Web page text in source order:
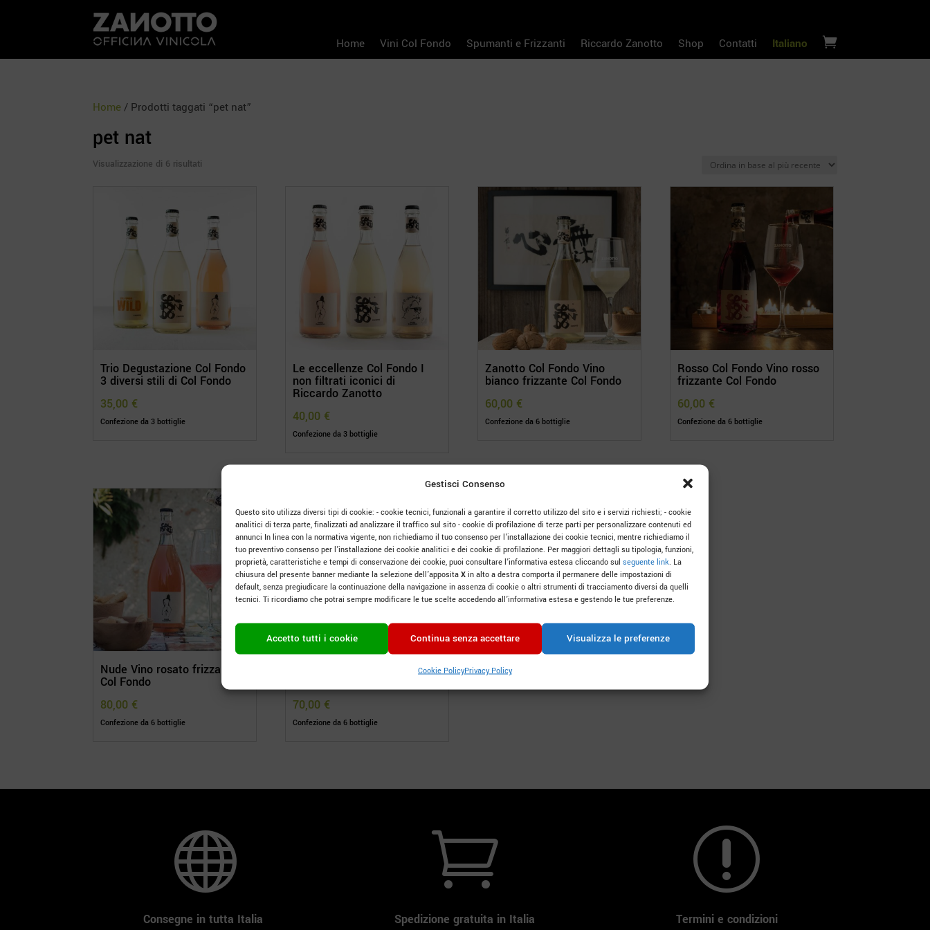
Gestisci Consenso
Questo sito utilizza diversi tipi di cookie: - cookie tecnici, funzionali a garantire il corretto utilizzo del sito e i servizi richiesti; - cookie
analitici di terza parte, finalizzati ad analizzare il traffico sul sito - cookie di profilazione di terze parti per personalizzare contenuti ed
annunci In linea con la normativa vigente, non richiediamo il tuo consenso per l’installazione dei cookie tecnici, mentre richiediamo il
tuo preventivo consenso per l’installazione dei cookie analitici e dei cookie di profilazione. Per maggiori dettagli su tipologia, funzioni,
proprietà, caratteristiche e tempi di conservazione dei cookie, puoi consultare l’informativa estesa cliccando sul seguente link. La
chiusura del presente banner mediante la selezione dell’apposita X in alto a destra comporta il permanere delle impostazioni di
default, senza pregiudicare la continuazione della navigazione in assenza di cookie o altri strumenti di tracciamento diversi da quelli
tecnici. Ti ricordiamo che potrai sempre modificare le tue scelte accedendo all’informativa estesa e gestendo le tue preferenze.
Accetto tutti i cookie Continua senza accettare Visualizza le preferenze
Cookie PolicyPrivacy Policy
Home Vini Col Fondo Spumanti e Frizzanti Riccardo Zanotto Shop Contatti Italiano 
Home/ Prodotti taggati “pet nat”
pet nat
Visualizzazione di 6 risultati
al
più
recente
Trio Degustazione Col Fondo
3 diversi stili di Col Fondo
35,00 €
Confezione da 3 bottiglie
Le eccellenze Col Fondo I
non filtrati iconici di
Riccardo Zanotto
40,00 €
Confezione da 3 bottiglie
Zanotto Col Fondo Vino
bianco frizzante Col Fondo
60,00 €
Confezione da 6 bottiglie
Rosso Col Fondo Vino rosso
frizzante Col Fondo
60,00 €
Confezione da 6 bottiglie
Nude Vino rosato frizzante
Col Fondo
80,00 €
Confezione da 6 bottiglie
Dude Frizzante macerato Col
70,00 €
Confezione da 6 bottiglie

Consegne in tutta Italia

Spedizione gratuita in Italia
r
Termini e condizioni